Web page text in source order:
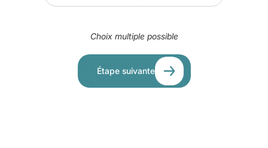
Choix multiple possible
Étape suivante